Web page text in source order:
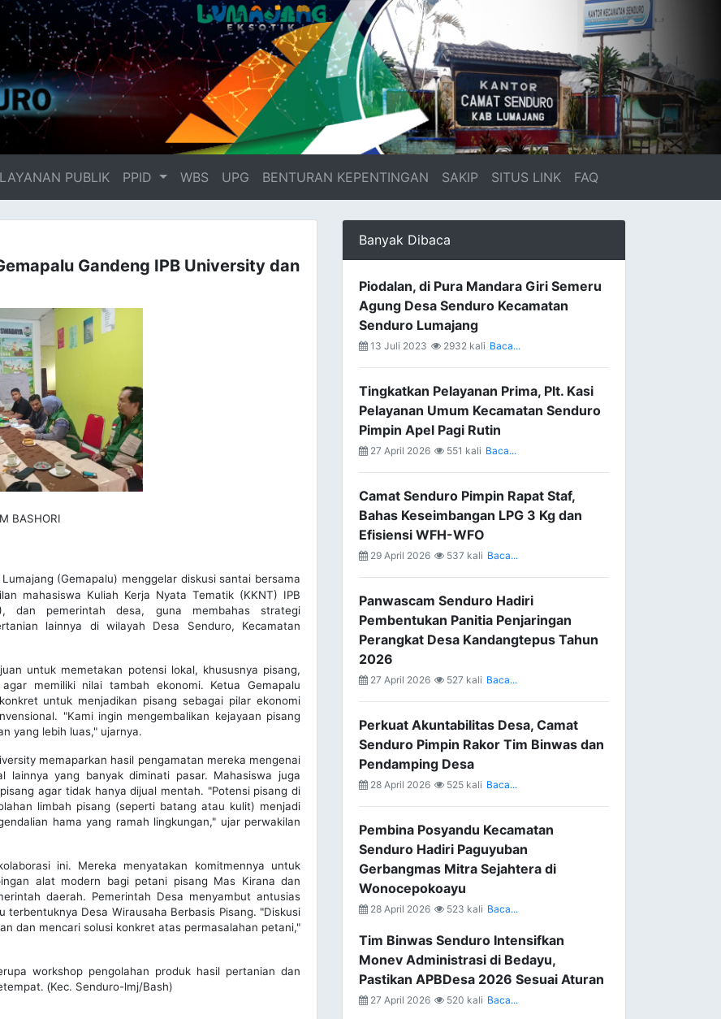
LAYANAN PUBLIK PPID WBS UPG BENTURAN KEPENTINGAN SAKIP SITUS LINK FAQ
Gandeng IPB University dan
BASHORI
(Gemapalu) menggelar diskusi santai bersama
mahasiswa Kuliah Kerja Nyata Tematik (KKNT) IPB
dan pemerintah desa, guna membahas strategi
lainnya di wilayah Desa Senduro, Kecamatan
untuk memetakan potensi lokal, khususnya pisang,
memiliki nilai tambah ekonomi. Ketua Gemapalu
untuk menjadikan pisang sebagai pilar ekonomi
"Kami ingin mengembalikan kejayaan pisang
yang lebih luas," ujarnya.
memaparkan hasil pengamatan mereka mengenai
lainnya yang banyak diminati pasar. Mahasiswa juga
agar tidak hanya dijual mentah. "Potensi pisang di
limbah pisang (seperti batang atau kulit) menjadi
hama yang ramah lingkungan," ujar perwakilan
ini. Mereka menyatakan komitmennya untuk
alat modern bagi petani pisang Mas Kirana dan
daerah. Pemerintah Desa menyambut antusias
Desa Wirausaha Berbasis Pisang. "Diskusi
dan mencari solusi konkret atas permasalahan petani,"
workshop pengolahan produk hasil pertanian dan
(Kec. Senduro-lmj/Bash)
Banyak Dibaca
Piodalan, di Pura Mandara Giri Semeru
Agung Desa Senduro Kecamatan
Senduro Lumajang
13 Juli 2023 2932 kali Baca...
Tingkatkan Pelayanan Prima, Plt. Kasi
Pelayanan Umum Kecamatan Senduro
Pimpin Apel Pagi Rutin
27 April 2026 551 kali Baca...
Camat Senduro Pimpin Rapat Staf,
Bahas Keseimbangan LPG 3 Kg dan
Efisiensi WFH-WFO
29 April 2026 537 kali Baca...
Panwascam Senduro Hadiri
Pembentukan Panitia Penjaringan
Perangkat Desa Kandangtepus Tahun
2026
27 April 2026 527 kali Baca...
Perkuat Akuntabilitas Desa, Camat
Senduro Pimpin Rakor Tim Binwas dan
Pendamping Desa
28 April 2026 525 kali Baca...
Pembina Posyandu Kecamatan
Senduro Hadiri Paguyuban
Gerbangmas Mitra Sejahtera di
Wonocepokoayu
28 April 2026 523 kali Baca...
Tim Binwas Senduro Intensifkan
Monev Administrasi di Bedayu,
Pastikan APBDesa 2026 Sesuai Aturan
27 April 2026 520 kali Baca...